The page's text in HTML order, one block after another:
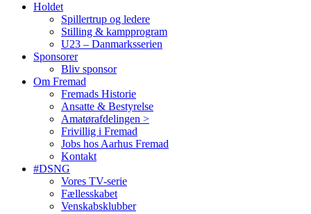
Holdet
Spillertrup og ledere
Stilling & kampprogram
U23 – Danmarksserien
Sponsorer
Bliv sponsor
Om Fremad
Fremads Historie
Ansatte & Bestyrelse
Amatørafdelingen >
Frivillig i Fremad
Jobs hos Aarhus Fremad
Kontakt
#DSNG
Vores TV-serie
Fællesskabet
Venskabsklubber